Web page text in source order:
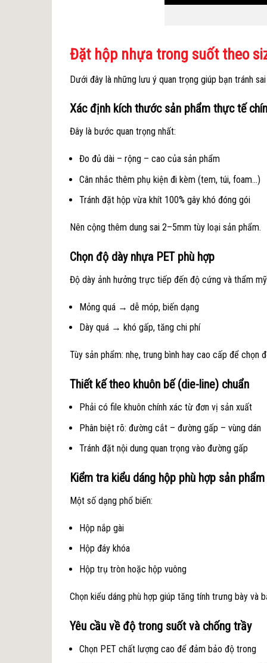
Đặt hộp nhựa trong suốt theo
Dưới đây là những lưu ý quan trọng giúp bạn tránh
Xác định kích thước sản phẩm thực tế
Đây là bước quan trọng nhất:
Đo đủ dài – rộng – cao của sản phẩm
Cân nhắc thêm phụ kiện đi kèm (tem, túi, foam…)
Tránh đặt hộp vừa khít 100% gây khó đóng gói
Nên cộng thêm dung sai 2–5mm tùy loại sản phẩm.
Chọn độ dày nhựa PET phù hợp
Độ dày ảnh hưởng trực tiếp đến độ cứng và thẩm
Mỏng quá → dễ móp, biến dạng
Dày quá → khó gấp, tăng chi phí
Tùy sản phẩm: nhẹ, trung bình hay cao cấp để chọn
Thiết kế theo khuôn bế (die-line) chuẩn
Phải có file khuôn chính xác từ đơn vị sản xuất
Phân biệt rõ: đường cắt – đường gấp – vùng dán
Tránh đặt nội dung quan trọng vào đường gấp
Kiểm tra kiểu dáng hộp phù hợp sản phẩm
Một số dạng phổ biến:
Hộp nắp gài
Hộp đáy khóa
Hộp trụ tròn hoặc hộp vuông
Chọn kiểu dáng phù hợp giúp tăng tính trưng bày và
Yêu cầu về độ trong suốt và chống trầy
Chọn PET chất lượng cao để đảm bảo độ trong